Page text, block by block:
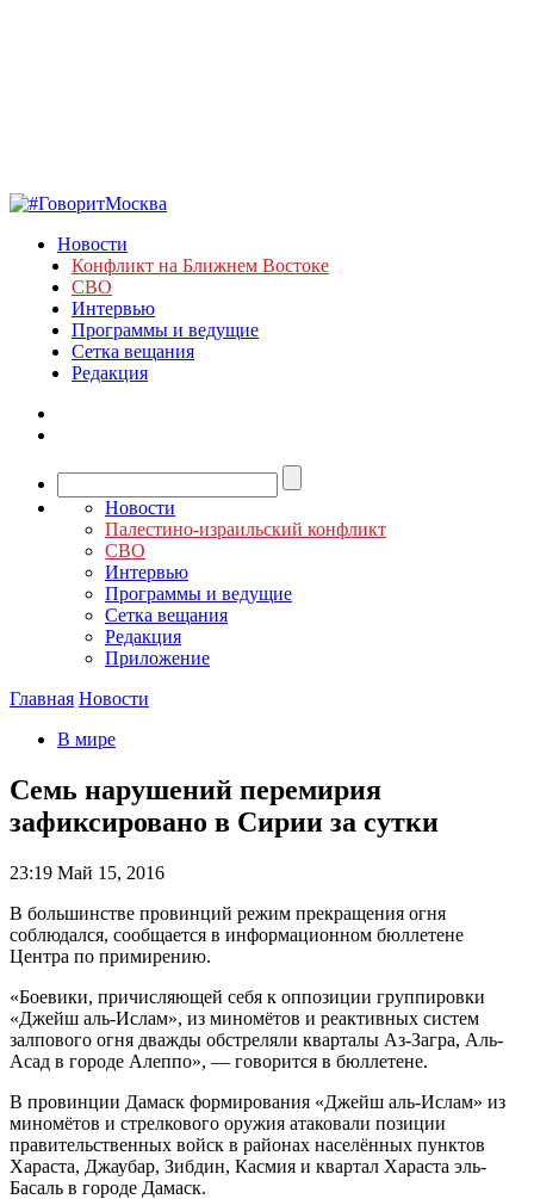
Новости
Конфликт на Ближнем Востоке
СВО
Интервью
Программы и ведущие
Сетка вещания
Редакция
Новости
Палестино-израильский конфликт
СВО
Интервью
Программы и ведущие
Сетка вещания
Редакция
Приложение
Главная Новости
В мире
Семь нарушений перемирия
зафиксировано в Сирии за сутки
23:19 Май 15, 2016
В большинстве провинций режим прекращения огня
соблюдался, сообщается в информационном бюллетене
Центра по примирению.
«Боевики, причисляющей себя к оппозиции группировки
«Джейш аль-Ислам», из миномётов и реактивных систем
залпового огня дважды обстреляли кварталы Аз-Загра, Аль-
Асад в городе Алеппо», — говорится в бюллетене.
В провинции Дамаск формирования «Джейш аль-Ислам» из
миномётов и стрелкового оружия атаковали позиции
правительственных войск в районах населённых пунктов
Хараста, Джаубар, Зибдин, Касмия и квартал Хараста эль-
Басаль в городе Дамаск.